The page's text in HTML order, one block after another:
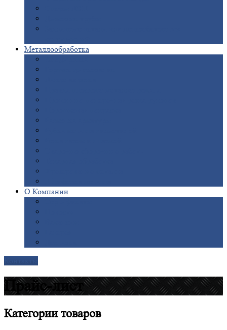
Металлообработка
О Компании
Прайс-лист
Категориитоваров